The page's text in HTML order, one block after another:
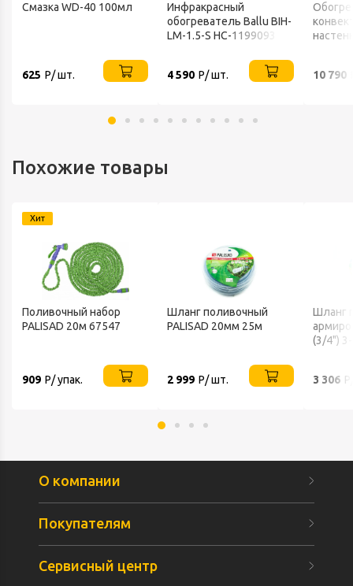
Смазка WD-40 100мл
625 Р/ шт.
Инфракрасный
обогреватель Ballu BIH-
LM-1.5-S НС-1199093
4 590 Р/ шт.
10 790
Похожие товары
Хит
Поливочный набор
PALISAD 20м 67547
909 Р/ упак.
Шланг поливочный
PALISAD 20мм 25м
2 999 Р/ шт.
Шланг
(3/4")
3 306
О компании
Покупателям
Сервисный центр